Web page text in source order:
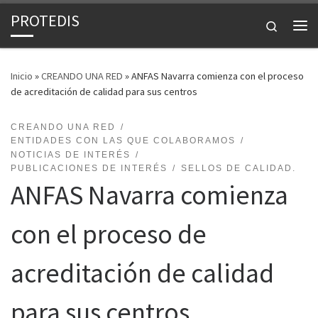
Saltar al contenido
PROTEDIS Search
Inicio »CREANDO UNA RED »ANFAS Navarra comienza con el proceso
de acreditación de calidad para sus centros
CREANDO UNA RED
ENTIDADES CON LAS QUE COLABORAMOS
NOTICIAS DE INTERÉS
PUBLICACIONES DE INTERÉS
SELLOS DE CALIDAD.
ANFAS Navarra comienza
con el proceso de
acreditación de calidad